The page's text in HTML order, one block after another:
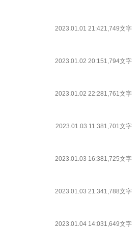
2023.01.01 21:421,749文字
2023.01.02 20:151,794文字
2023.01.02 22:281,761文字
2023.01.03 11:381,701文字
2023.01.03 16:381,725文字
2023.01.03 21:341,788文字
2023.01.04 14:031,649文字